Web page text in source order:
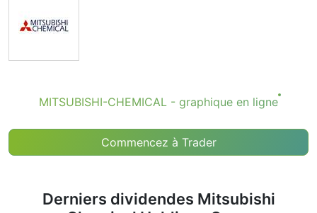
privilégie la croissance plutôt que les versements
importants. Cependant, connaître la date du dividende
mouvements d'investissement.
CHEMICAL
Si vous suivez l'action Mitsubishi Chemical Holdings
Corp. (symbole boursier : MITSUBISHI-CHEMICAL),
que signifie-t-elle exactement et pourquoi devriez-vous
vous y intéresser?
MITSUBISHI-CHEMICAL - graphique en ligne
Commencez à Trader
Derniers dividendes Mitsubishi